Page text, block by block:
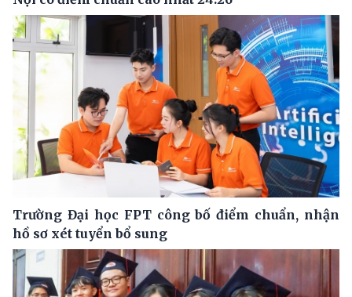
Trường Đại học FPT công bố điểm chuẩn, nhận
hồ sơ xét tuyển bổ sung